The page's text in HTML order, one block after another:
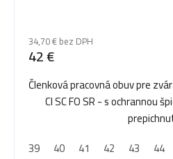
34,70 € bez DPH
42 €
Členková pracovná obuv pre
CI SC FO SR - s ochrannou
39
40 41 42 43 44